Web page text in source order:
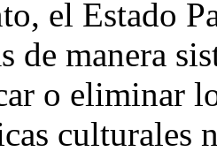
el Estado
de manera
o eliminar
culturales